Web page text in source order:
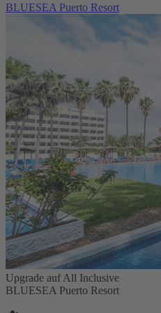
BLUESEA Puerto Resort
Upgrade auf All Inclusive
BLUESEA Puerto Resort